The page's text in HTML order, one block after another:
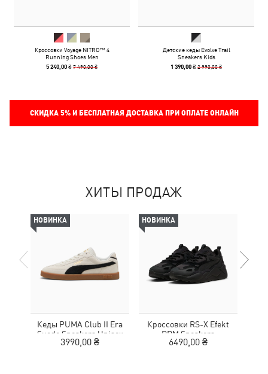
Кроссовки Voyage NITRO™ 4
Running Shoes Men
5 240,00 ₴7 490,00 ₴
Детские кеды Evolve Trail
Sneakers Kids
1 390,00 ₴2 990,00 ₴
СКИДКА 5%И БЕСПЛАТНАЯ ДОСТАВКА ПРИ ОПЛАТЕ ОНЛАЙН
ХИТЫ ПРОДАЖ
НОВИНКА
Кеды PUMA Club II Era
Suede Sneakers Unisex
3990,00 ₴
НОВИНКА
Кроссовки RS-X Efekt
PRM Sneakers
6490,00 ₴